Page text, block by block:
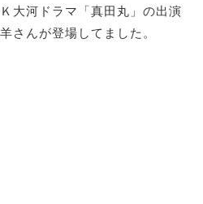
大河ドラマ「真田丸」の出演
さんが登場してました。